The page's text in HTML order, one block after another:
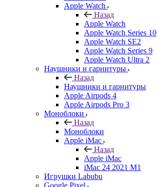
Apple Watch
Назад
Apple Watch
Apple Watch Series 10
Apple Watch SE2
Apple Watch Series 9
Apple Watch Ultra 2
Наушники и гарнитуры
Назад
Наушники и гарнитуры
Apple Airpods 4
Apple Airpods Pro 3
Моноблоки
Назад
Моноблоки
Apple iMac
Назад
Apple iMac
iMac 24 2021 M1
Игрушки Labubu
Google Pixel